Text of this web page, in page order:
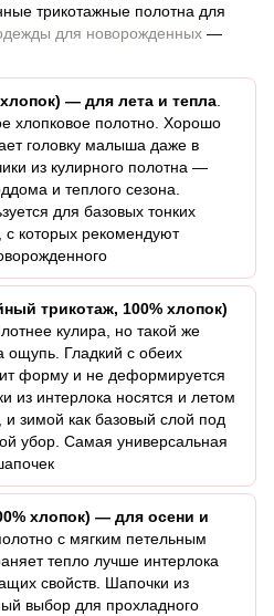
трикотажные полотна для
для новорожденных —
— для лета и тепла.
хлопковое полотно. Хорошо
головку малыша даже в
из кулирного полотна —
и теплого сезона.
для базовых тонких
с которых рекомендуют
трикотаж, 100% хлопок)
кулира, но такой же
ощупь. Гладкий с обеих
форму и не деформируется
из интерлока носятся и летом
и зимой как базовый слой под
убор. Самая универсальная
хлопок) — для осени и
с мягким петельным
тепло лучше интерлока
свойств. Шапочки из
выбор для прохладного